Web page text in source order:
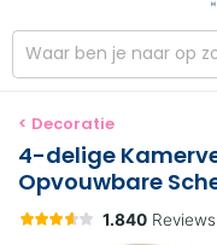
< Decoratie
4-delige
Opvouwbare